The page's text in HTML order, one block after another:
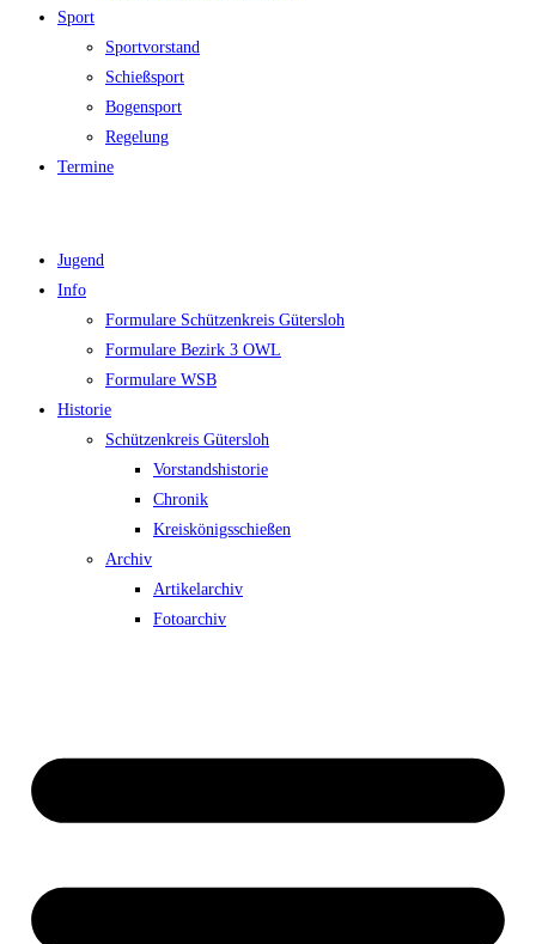
Sport
Sportvorstand
Schießsport
Bogensport
Regelung
Termine
Jugend
Info
Formulare Schützenkreis Gütersloh
Formulare Bezirk 3 OWL
Formulare WSB
Historie
Schützenkreis Gütersloh
Vorstandshistorie
Chronik
Kreiskönigsschießen
Archiv
Artikelarchiv
Fotoarchiv